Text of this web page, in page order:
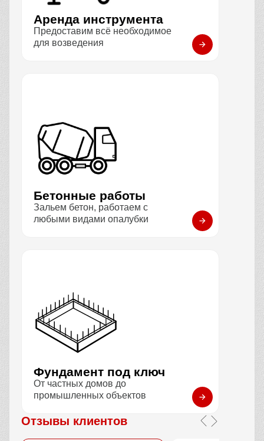
Аренда инструмента
Предоставим всё необходимое
для возведения
Бетонные работы
Зальем бетон, работаем с
любыми видами опалубки
Фундамент под ключ
От частных домов до
промышленных объектов
Отзывы клиентов